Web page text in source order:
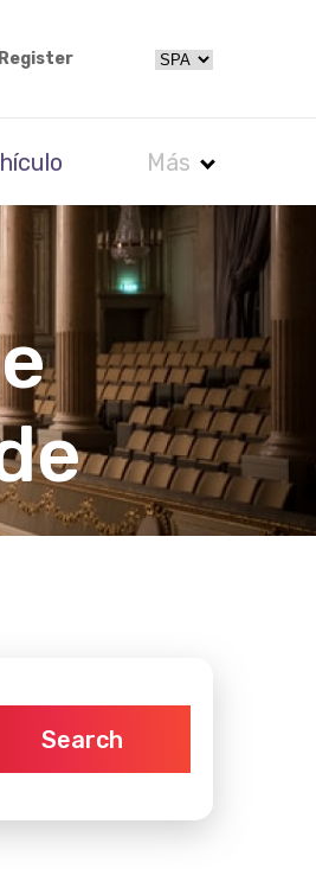
Register
Más
Search